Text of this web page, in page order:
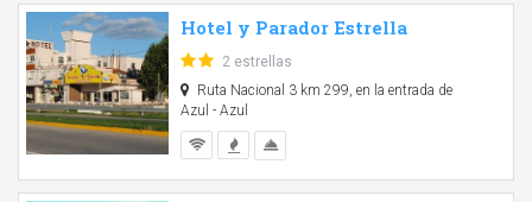
Hotel y Parador Estrella
2 estrellas
Ruta Nacional 3 km 299, en la entrada de
Azul - Azul